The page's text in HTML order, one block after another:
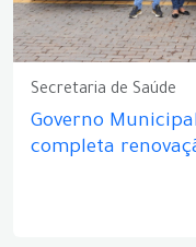
Secretaria de Saúde
Governo
completa